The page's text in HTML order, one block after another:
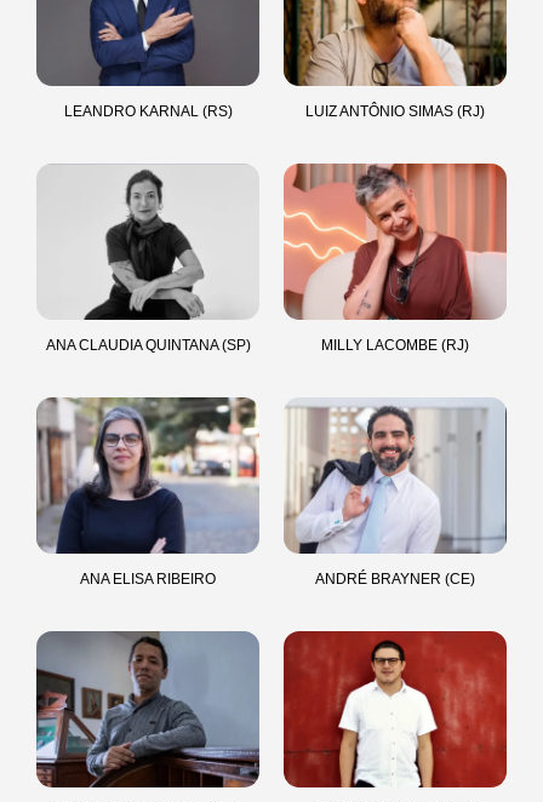
LEANDRO KARNAL (RS) LUIZ ANTÔNIO SIMAS (RJ)
ANA CLAUDIA QUINTANA (SP) MILLY LACOMBE (RJ)
ANA ELISA RIBEIRO ANDRÉ BRAYNER (CE)